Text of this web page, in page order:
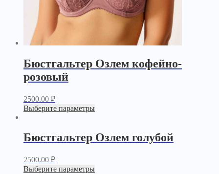
Бюстгальтер Озлем кофейно-
розовый
2500.00 ₽
Выберите параметры
Бюстгальтер Озлем голубой
2500.00 ₽
Выберите параметры